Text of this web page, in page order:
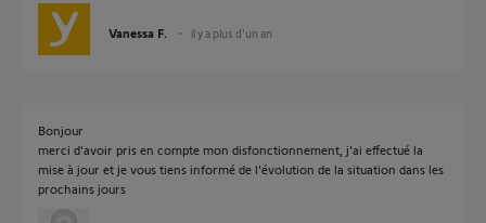
Vanessa F. il y a plus d'un an
Bonjour
merci d'avoir pris en compte mon disfonctionnement, j'ai effectué la
mise à jour et je vous tiens informé de l'évolution de la situation dans les
prochains jours